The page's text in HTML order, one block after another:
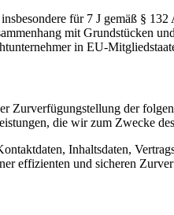
für 7 J gemäß §
mit Grundstücken
in EU-
Zurverfügungstellung der
die wir zum Zwecke
Inhaltsdaten,
effizienten und sicheren